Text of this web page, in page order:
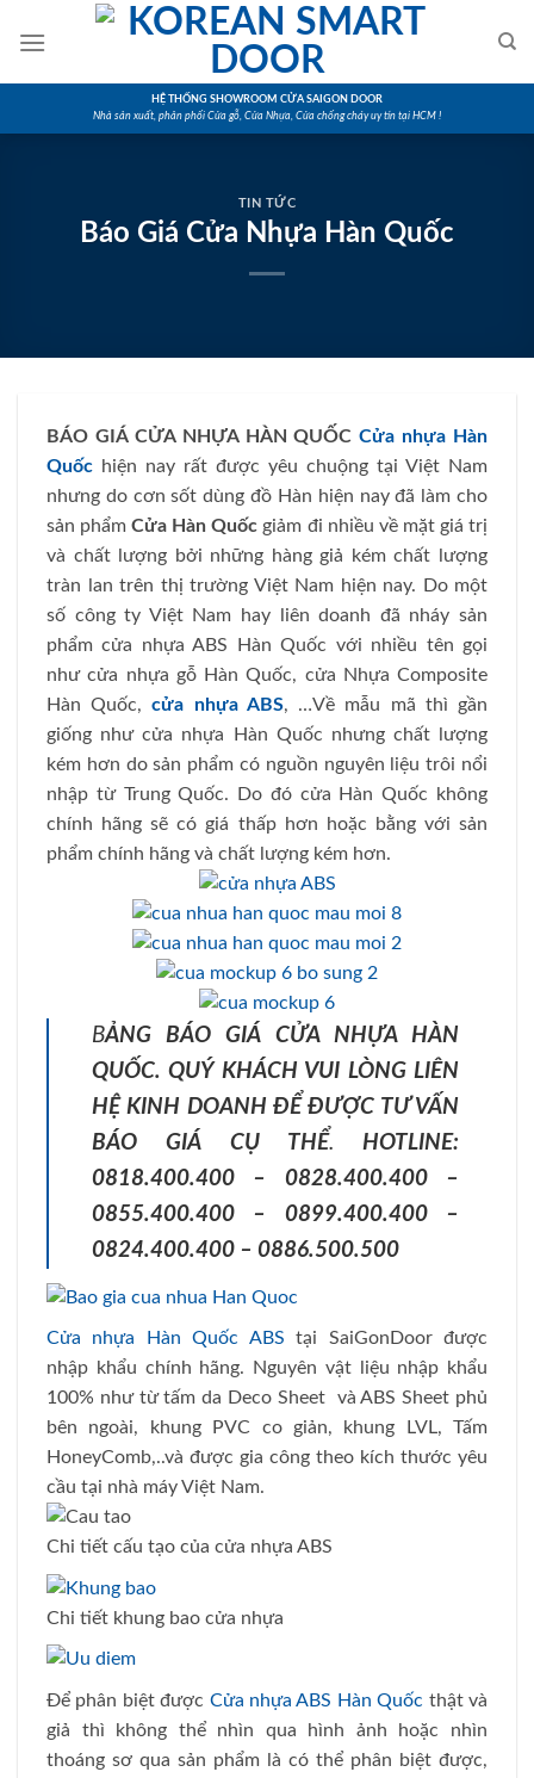
HỆ THỐNG SHOWROOM CỬA SAIGON DOOR
Nhà sản xuất, phân phối Cửa gỗ, Cửa Nhựa, Cửa chống cháy uy tín tại HCM !
TIN TỨC
Báo Giá Cửa Nhựa Hàn Quốc
BÁO GIÁ CỬA NHỰA HÀN QUỐC Cửa nhựa Hàn
Quốc hiện nay rất được yêu chuộng tại Việt Nam
nhưng do cơn sốt dùng đồ Hàn hiện nay đã làm cho
sản phẩmCửa Hàn Quốc giảm đi nhiều về mặt giá trị
và chất lượng bởi những hàng giả kém chất lượng
tràn lan trên thị trường Việt Nam hiện nay. Do một
số công ty Việt Nam hay liên doanh đã nháy sản
phẩm cửa nhựa ABS Hàn Quốc với nhiều tên gọi
như cửa nhựa gỗ Hàn Quốc, cửa Nhựa Composite
Hàn Quốc,cửa nhựa ABS, …Về mẫu mã thì gần
giống như cửa nhựa Hàn Quốc nhưng chất lượng
kém hơn do sản phẩm có nguồn nguyên liệu trôi nổi
nhập từ Trung Quốc. Do đó cửa Hàn Quốc không
chính hãng sẽ có giá thấp hơn hoặc bằng với sản
phẩm chính hãng và chất lượng kém hơn.
BẢNG BÁO GIÁ CỬA NHỰA HÀN
QUỐC. QUÝ KHÁCH VUI LÒNG LIÊN
HỆ KINH DOANH ĐỂ ĐƯỢC TƯ VẤN
BÁO GIÁ CỤ THỂ. HOTLINE:
0818.400.400 – 0828.400.400 –
0855.400.400 – 0899.400.400 –
0824.400.400 – 0886.500.500
Cửa nhựa Hàn Quốc ABS tại SaiGonDoor được
nhập khẩu chính hãng. Nguyên vật liệu nhập khẩu
100% như từ tấm da Deco Sheet và ABS Sheet phủ
bên ngoài, khung PVC co giản, khung LVL, Tấm
HoneyComb,..và được gia công theo kích thước yêu
cầu tại nhà máy Việt Nam.
Chi tiết cấu tạo của cửa nhựa ABS
Chi tiết khung bao cửa nhựa
Để phân biệt được Cửa nhựa ABS Hàn Quốc thật và
giả thì không thể nhìn qua hình ảnh hoặc nhìn
thoáng sơ qua sản phẩm là có thể phân biệt được,